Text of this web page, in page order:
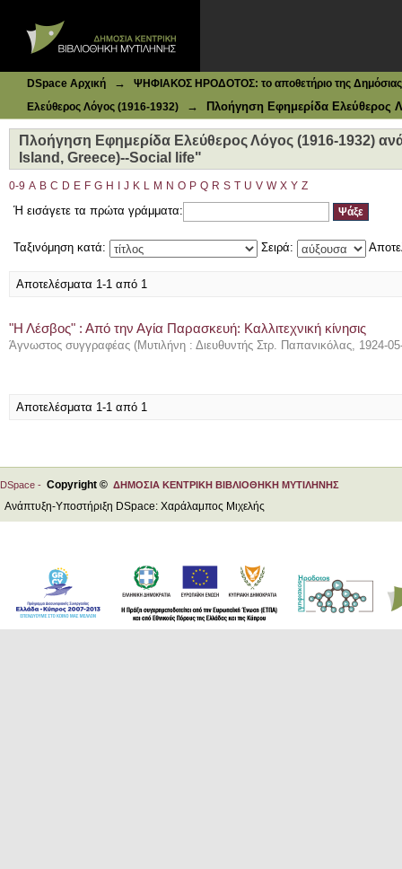
DSpace Αρχική →
ΨΗΦΙΑΚΟΣ ΗΡΟΔΟΤΟΣ: το αποθετήριο της Δημόσιας
Ελεύθερος Λόγος (1916-1932)
→ Πλοήγηση Εφημερίδα Ελεύθερος
Πλοήγηση Εφημερίδα Ελεύθερος Λόγος (1916-1932)
Island, Greece)--Social life"
0-9 A B C D E F G H J K L M N O P Q R S T U V W X Y Z
Ή εισάγετε τα πρώτα γράμματα:
Ταξινόμηση κατά: Σειρά:
Αποτελέσματα 1-1 από 1
"Η Λέσβος" : Από την Αγία Παρασκευή: Καλλιτεχνική κίνησις
Άγνωστος συγγραφέας (Μυτιλήνη : Διευθυντής Στρ. Παπανικόλας, 1924-
Αποτελέσματα 1-1 από 1
DSpace - Copyright © ΔΗΜΟΣΙΑ ΚΕΝΤΡΙΚΗ ΒΙΒΛΙΟΘΗΚΗ ΜΥΤΙΛΗΝΗΣ
Ανάπτυξη-Υποστήριξη DSpace: Χαράλαμπος Μιχελής